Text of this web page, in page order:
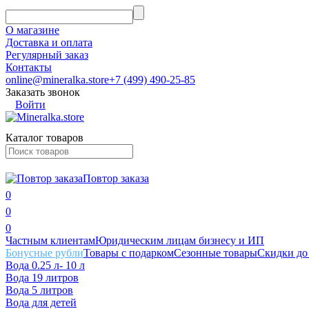
О магазине
Доставка и оплата
Регулярный заказ
Контакты
online@mineralka.store+7 (499) 490-25-85
Заказать звонок
Войти
Каталог товаров
Повтор заказа
0
0
0
Частным клиентамЮридическим лицам бизнесу и ИП
Бонусные рублиТовары с подаркомСезонные товарыСкидки
Вода 0.25 л- 10 л
Вода 19 литров
Вода 5 литров
Вода для детей